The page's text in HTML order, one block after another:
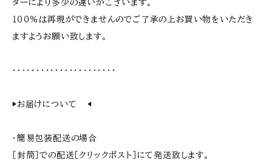
ターにより多少の違いがございます。
１００％は再現ができませんのでご了承の上お買い物をいただき
ますようお願い致します。
・・・・・・・・・・・・・・・・・・・・・・
▶︎お届けについて ◀︎
・簡易包装配送の場合
［封筒］での配送［クリックポスト］にて発送致します。